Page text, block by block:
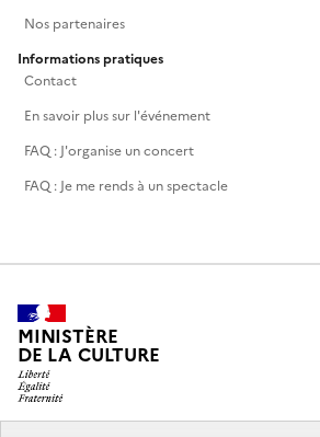
Nos partenaires
Informations pratiques
Contact
En savoir plus sur l'événement
FAQ : J'organise un concert
FAQ : Je me rends à un spectacle
MINISTÈRE
DE LA CULTURE